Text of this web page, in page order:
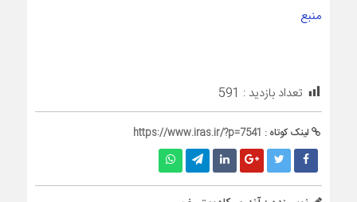
منبع
تعداد بازدید : 591
لینک کوتاه : https://www.iras.ir/?p=7541